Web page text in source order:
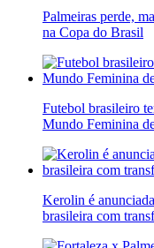
Palmeiras perde,
na Copa do Brasil
Futebol brasileiro
Mundo Feminina
Kerolin é
brasileira com